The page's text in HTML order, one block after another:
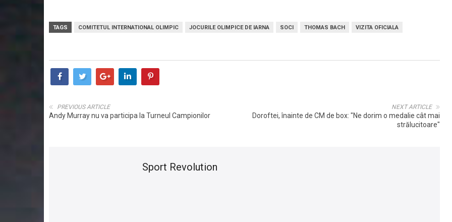
TAGS COMITETUL INTERNATIONAL OLIMPIC JOCURILE OLIMPICE DE IARNA SOCI THOMAS BACH VIZITA OFICIALA
NEXT ARTICLE
Doroftei, înainte de CM de box: "Ne dorim o medalie cât mai
strălucitoare"
PREVIOUS ARTICLE
Andy Murray nu va participa la Turneul Campionilor
Sport Revolution